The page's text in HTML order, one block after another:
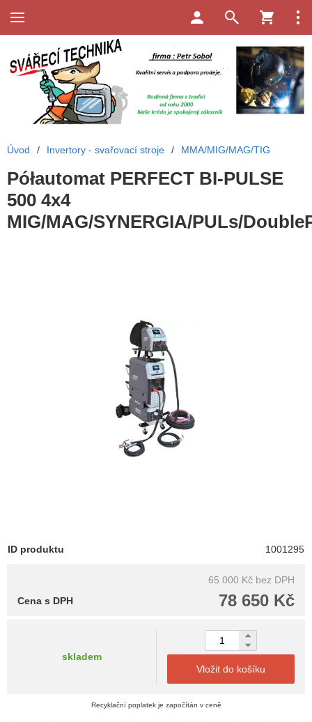
Úvod / Invertory - svařovací stroje / MMA/MIG/MAG/TIG
Półautomat PERFECT BI-PULSE
500 4x4
MIG/MAG/SYNERGIA/PULs/
ID produktu 1001295
65 000 Kč bez DPH
78 650 Kč
Cena s DPH
skladem
Vložit do košíku
Recyklační poplatek je započítán v ceně